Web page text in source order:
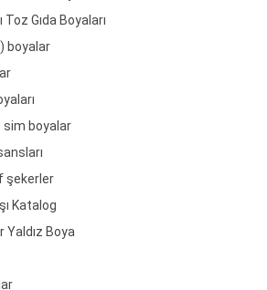
Toz Gıda Boyaları
boyalar
sim boyalar
şekerler
Katalog
Yaldız Boya